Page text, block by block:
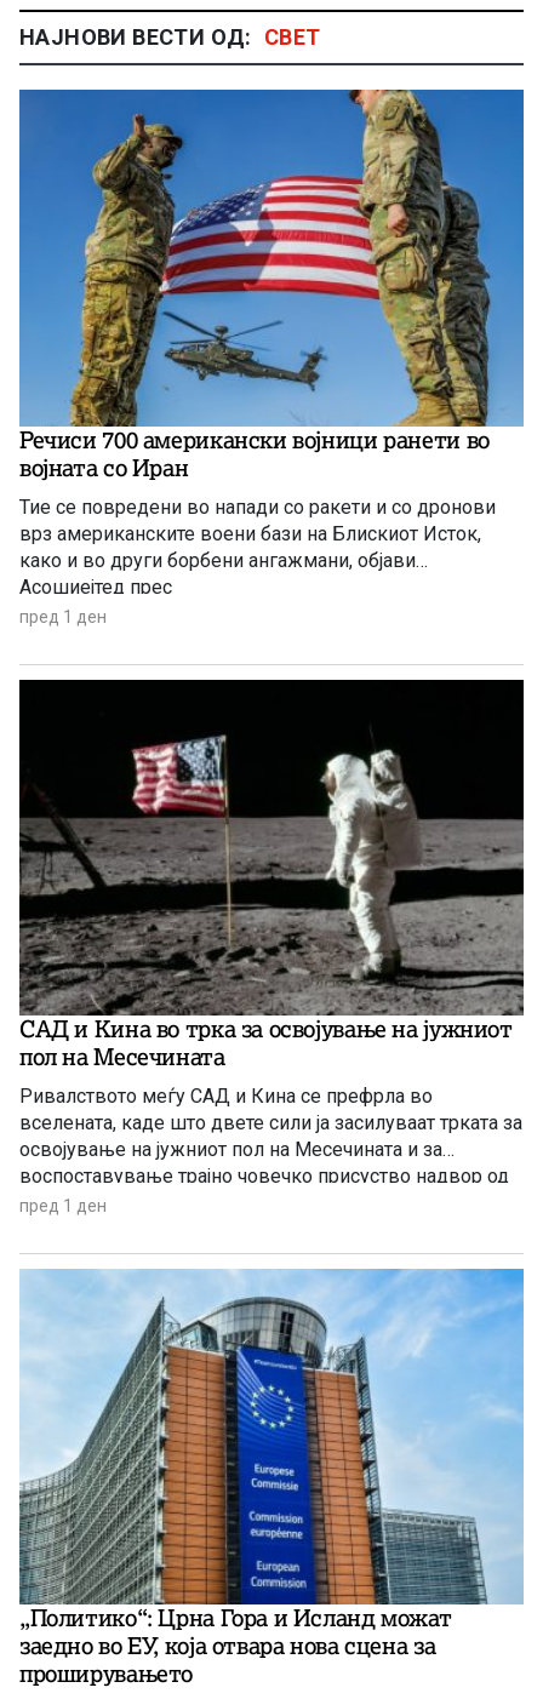
НАЈНОВИ ВЕСТИ ОД: СВЕТ
Речиси 700 американски војници ранети во
војната со Иран
Тие се повредени во напади со ракети и со дронови
врз американските воени бази на Блискиот Исток,
како и во други борбени ангажмани, објави
Асошиејтед прес
пред 1 ден
САД и Кина во трка за освојување на јужниот
пол на Месечината
Ривалството меѓу САД и Кина се префрла во
вселената, каде што двете сили ја засилуваат трката за
освојување на јужниот пол на Месечината и за
воспоставување трајно човечко присуство надвор од
Земјата.
пред 1 ден
„Политико“: Црна Гора и Исланд можат
заедно во ЕУ, која отвара нова сцена за
проширувањето